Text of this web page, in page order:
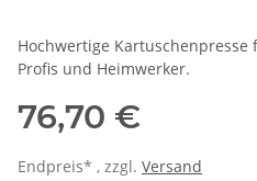
Hochwertige
Profis und Heimwerker.
76,70 €
Endpreis* , zzgl. Versand